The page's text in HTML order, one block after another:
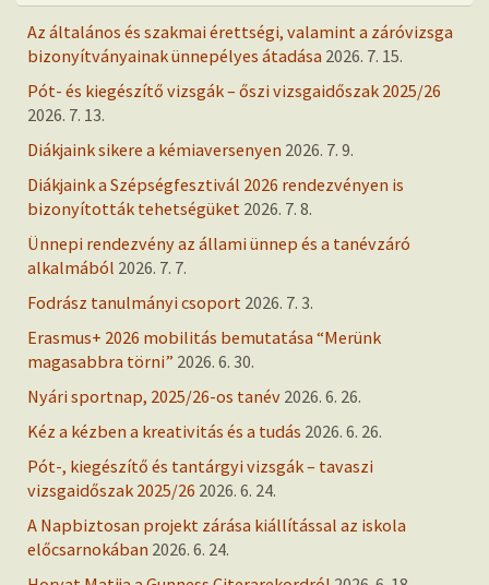
Az általános és szakmai érettségi, valamint a záróvizsga
bizonyítványainak ünnepélyes átadása 2026. 7. 15.
Pót- és kiegészítő vizsgák – őszi vizsgaidőszak 2025/26
2026. 7. 13.
Diákjaink sikere a kémiaversenyen 2026. 7. 9.
Diákjaink a Szépségfesztivál 2026 rendezvényen is
bizonyították tehetségüket 2026. 7. 8.
Ünnepi rendezvény az állami ünnep és a tanévzáró
alkalmából 2026. 7. 7.
Fodrász tanulmányi csoport 2026. 7. 3.
Erasmus+ 2026 mobilitás bemutatása “Merünk
magasabbra törni” 2026. 6. 30.
Nyári sportnap, 2025/26-os tanév 2026. 6. 26.
Kéz a kézben a kreativitás és a tudás 2026. 6. 26.
Pót-, kiegészítő és tantárgyi vizsgák – tavaszi
vizsgaidőszak 2025/26 2026. 6. 24.
A Napbiztosan projekt zárása kiállítással az iskola
előcsarnokában 2026. 6. 24.